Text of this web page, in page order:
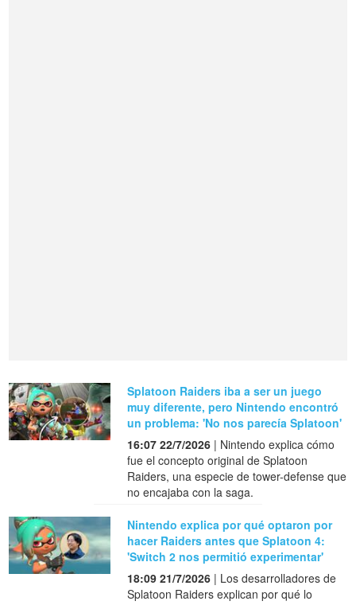
Splatoon Raiders iba a ser un juego
muy diferente, pero Nintendo encontró
un problema: 'No nos parecía Splatoon'
16:07 22/7/2026 | Nintendo explica cómo
fue el concepto original de Splatoon
Raiders, una especie de tower-defense que
no encajaba con la saga.
Nintendo explica por qué optaron por
hacer Raiders antes que Splatoon 4:
'Switch 2 nos permitió experimentar'
18:09 21/7/2026 | Los desarrolladores de
Splatoon Raiders explican por qué lo